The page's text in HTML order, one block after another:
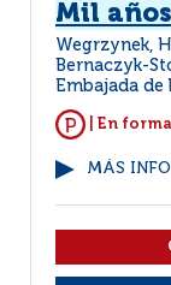
Mil
Wegrzynek,
Bernaczyk-
Embajada de
| En
MÁS